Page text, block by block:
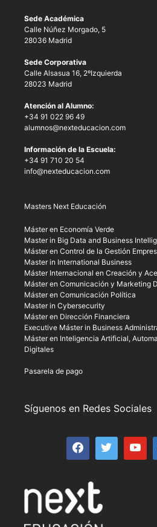
Sede Académica
Calle Núñez Morgado, 5
28036 Madrid
Sede Corporativa
Calle Alsasua 16, 2ºIzquierda
28023 Madrid
Atención al Alumno:
+34 91 022 96 49
alumnos@nexteducacion.com
Información de la Escuela:
+34 91 710 20 54
info@nexteducacion.com
Masters Next Educación
Máster en Economía Verde
Master in Big Data and Business
Máster en Control de la Gestión
Master in International Business
Máster Internacional en Creación y
Máster en Comunicación y Marketing
Máster en Comunicación Política
Master in Cybersecurity
Máster en Dirección Financiera
Executive Máster in Business
Máster en Inteligencia Artificial,
Digitales
Pasarela de pago
Síguenos en Redes Sociales